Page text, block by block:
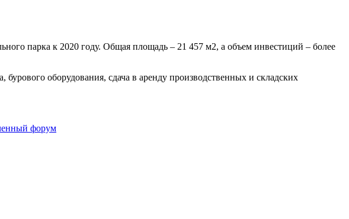
парка к 2020 году. Общая площадь – 21 457 м2, а объем инвестиций – более
оборудования, сдача в аренду производственных и складских
форум